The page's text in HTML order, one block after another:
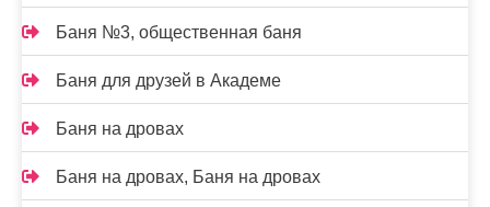
Баня №3, общественная баня
Баня для друзей в Академе
Баня на дровах
Баня на дровах, Баня на дровах